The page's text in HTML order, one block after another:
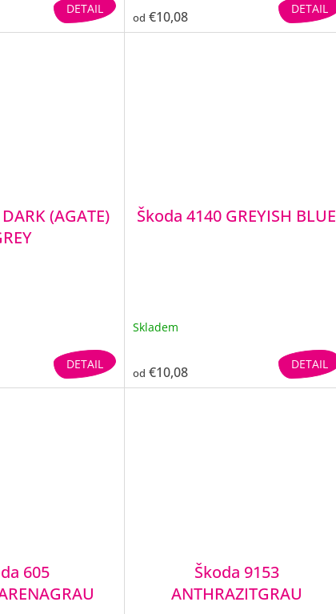
DETAIL
od €10,08 DETAIL
(AGATE)
DETAIL
Škoda 4140 GREYISH BLUE
Skladem
od €10,08 DETAIL
605
Škoda 9153
ANTHRAZITGRAU